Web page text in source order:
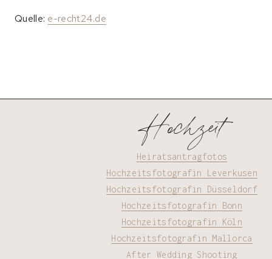
Quelle: e-recht24.de
Hochzeit
Heiratsantragfotos
Hochzeitsfotografin Leverkusen
Hochzeitsfotografin Düsseldorf
Hochzeitsfotografin Bonn
Hochzeitsfotografin Köln
Hochzeitsfotografin Mallorca
After Wedding Shooting